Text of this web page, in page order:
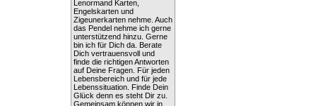
Lenormand Karten,
Engelskarten und
Zigeunerkarten nehme. Auch
das Pendel nehme ich gerne
unterstützend hinzu. Gerne
bin ich für Dich da. Berate
Dich vertrauensvoll und
finde die richtigen Antworten
auf Deine Fragen. Für jeden
Lebensbereich und für jede
Lebenssituation. Finde Dein
Glück denn es steht Dir zu.
Gemeinsam können wir in